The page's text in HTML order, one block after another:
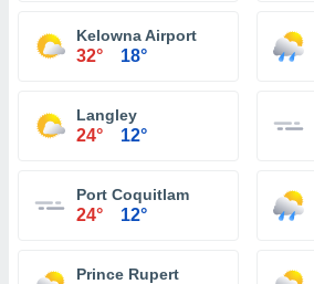
Kelowna Airport
32° 18°
Langley
24° 12°
Port Coquitlam
24° 12°
Prince Rupert